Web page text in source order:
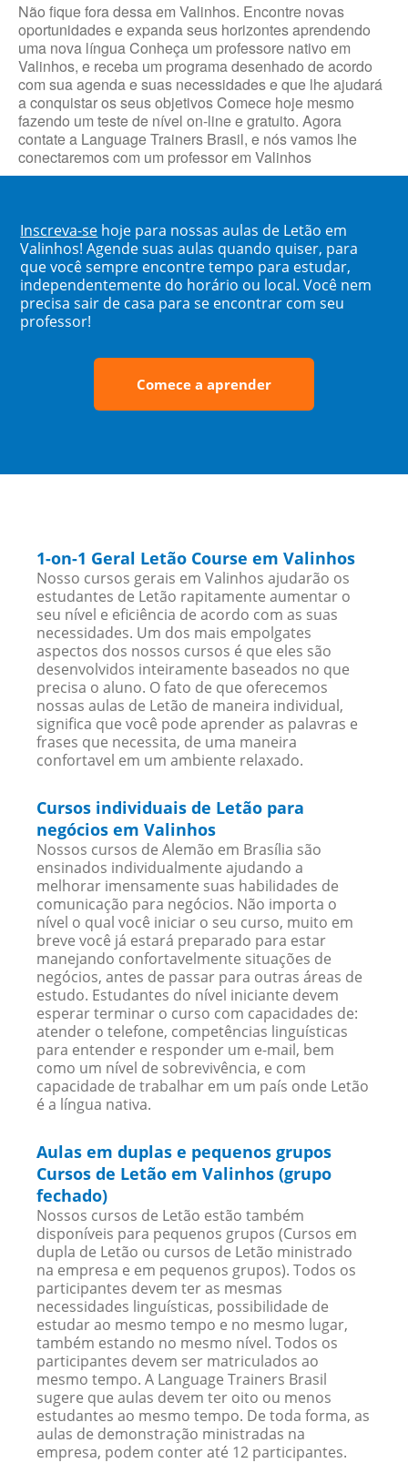
Não fique fora dessa em Valinhos. Encontre novas
oportunidades e expanda seus horizontes aprendendo
uma nova língua Conheça um professore nativo em
Valinhos, e receba um programa desenhado de acordo
com sua agenda e suas necessidades e que lhe ajudará
a conquistar os seus objetivos Comece hoje mesmo
fazendo um teste de nível on-line e gratuito. Agora
contate a Language Trainers Brasil, e nós vamos lhe
conectaremos com um professor em Valinhos
Inscreva-se hoje para nossas aulas de Letão em
Valinhos! Agende suas aulas quando quiser, para
que você sempre encontre tempo para estudar,
independentemente do horário ou local. Você nem
precisa sair de casa para se encontrar com seu
professor!
Comece a aprender
1-on-1 Geral Letão Course em Valinhos
Nosso cursos gerais em Valinhos ajudarão os
estudantes de Letão rapitamente aumentar o
seu nível e eficiência de acordo com as suas
necessidades. Um dos mais empolgates
aspectos dos nossos cursos é que eles são
desenvolvidos inteiramente baseados no que
precisa o aluno. O fato de que oferecemos
nossas aulas de Letão de maneira individual,
significa que você pode aprender as palavras e
frases que necessita, de uma maneira
confortavel em um ambiente relaxado.
Cursos individuais de Letão para
negócios em Valinhos
Nossos cursos de Alemão em Brasília são
ensinados individualmente ajudando a
melhorar imensamente suas habilidades de
comunicação para negócios. Não importa o
nível o qual você iniciar o seu curso, muito em
breve você já estará preparado para estar
manejando confortavelmente situações de
negócios, antes de passar para outras áreas de
estudo. Estudantes do nível iniciante devem
esperar terminar o curso com capacidades de:
atender o telefone, competências linguísticas
para entender e responder um e-mail, bem
como um nível de sobrevivência, e com
capacidade de trabalhar em um país onde Letão
é a língua nativa.
Aulas em duplas e pequenos grupos
Cursos de Letão em Valinhos (grupo
fechado)
Nossos cursos de Letão estão também
disponíveis para pequenos grupos (Cursos em
dupla de Letão ou cursos de Letão ministrado
na empresa e em pequenos grupos). Todos os
participantes devem ter as mesmas
necessidades linguísticas, possibilidade de
estudar ao mesmo tempo e no mesmo lugar,
também estando no mesmo nível. Todos os
participantes devem ser matriculados ao
mesmo tempo. A Language Trainers Brasil
sugere que aulas devem ter oito ou menos
estudantes ao mesmo tempo. De toda forma, as
aulas de demonstração ministradas na
empresa, podem conter até 12 participantes.